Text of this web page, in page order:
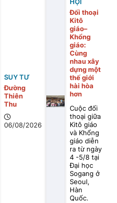
SUY TƯ
Đường
Thiên
Thu
06/08/2026
HỘI
Đối thoại
Kitô
giáo–
Khổng
giáo:
Cùng
nhau xây
dựng một
thế giới
hài hòa
hơn
Cuộc đối
thoại giữa
Kitô giáo
và Khổng
giáo diễn
ra từ ngày
4 -5/8 tại
Đại học
Sogang ở
Seoul,
Hàn
Quốc.